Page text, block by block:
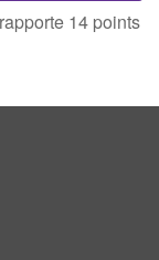
14 points